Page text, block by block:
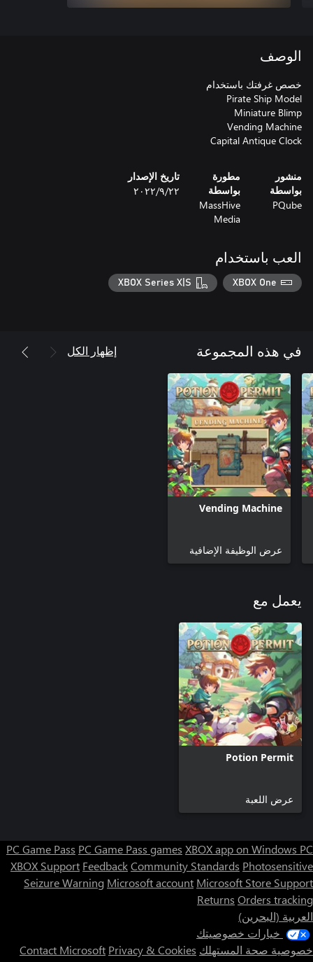
الوصف
Capital Antique Clock
منشور
بواسطة
PQube
مطورة
بواسطة
MassHive
Media
تاريخ الإصدار
٢٢‏/٩‏/٢٠٢٢
العب باستخدام
XBOX One
XBOX Series X|S
في هذه المجموعة إظهار الكل
Vending Machine
عرض الوظيفة الإضافية
يعمل مع
Potion Permit
عرض اللعبة
PC Game Pass PC Game Pass games XBOX app on Windows PC
XBOX Support FeedbackCommunity Standards Photosensitive
Seizure Warning Microsoft account Microsoft Store Support
Returns Orders tracking
العربية (البحرين)
خيارات خصوصيتك
خصوصية صحة المستهلك
Contact Microsoft Privacy & Cookies